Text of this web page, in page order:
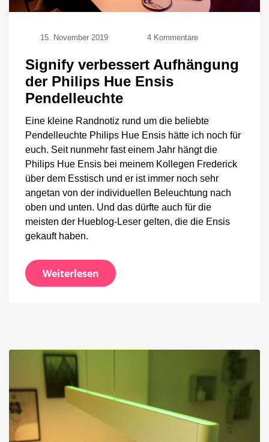
15. November 2019 4 Kommentarezu
verbessert
Aufhängung
Ensis
Signify verbessert Aufhängung
der Philips Hue Ensis
Pendelleuchte
Eine kleine Randnotiz rund um die beliebte
Pendelleuchte Philips Hue Ensis hätte ich noch für
euch. Seit nunmehr fast einem Jahr hängt die
Philips Hue Ensis bei meinem Kollegen Frederick
über dem Esstisch und er ist immer noch sehr
angetan von der individuellen Beleuchtung nach
oben und unten. Und das dürfte auch für die
meisten der Hueblog-Leser gelten, die die Ensis
gekauft haben.
Weiterlesen